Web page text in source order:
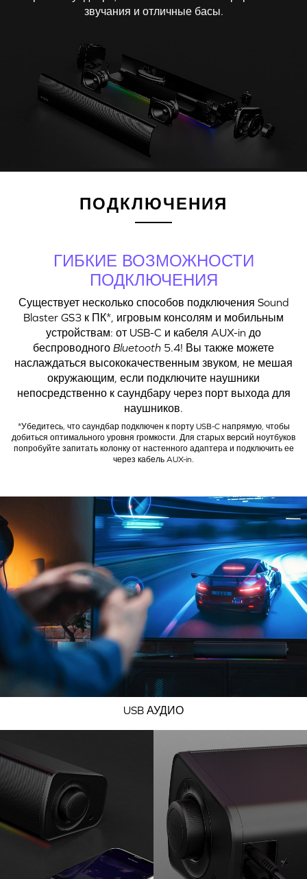
звучания и отличные басы.
ПОДКЛЮЧЕНИЯ
ГИБКИЕ ВОЗМОЖНОСТИ
ПОДКЛЮЧЕНИЯ
Существует несколько способов подключения Sound
Blaster GS3 к ПК*, игровым консолям и мобильным
устройствам: от USB-C и кабеля AUX-in до
беспроводного Bluetooth 5.4! Вы также можете
наслаждаться высококачественным звуком, не мешая
окружающим, если подключите наушники
непосредственно к саундбару через порт выхода для
наушников.
*Убедитесь, что саундбар подключен к порту USB-C напрямую, чтобы
добиться оптимального уровня громкости. Для старых версий ноутбуков
попробуйте запитать колонку от настенного адаптера и подключить ее
через кабель AUX-in.
USB АУДИО